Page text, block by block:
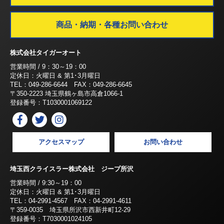
商品・納期・各種お問い合わせ
株式会社タイガーオート
営業時間 / 9：30～19：00
定休日：火曜日 & 第1･3月曜日
TEL：049-286-6644 FAX：049-286-6645
〒350-2223 埼玉県鶴ヶ島市高倉1066-1
登録番号：T1030001069122
アクセスマップ お問い合わせ
埼玉西クライスラー株式会社 ジープ所沢
営業時間 / 9:30～19：00
定休日：火曜日 & 第1･3月曜日
TEL：04-2991-4567 FAX：04-2991-4611
〒359-0035 埼玉県所沢市西新井町12-29
登録番号：T7030001024105